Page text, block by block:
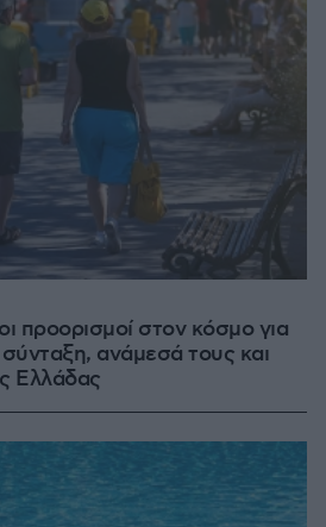
προορισμοί στον κόσμο για
ανάμεσά τους και
Ελλάδας